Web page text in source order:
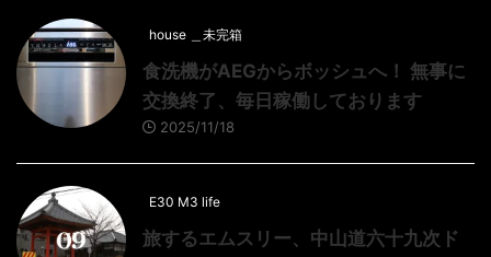
house ＿未完箱
食洗機がAEGからボッシュへ！ 無事に
交換終了、毎日稼働しております
2025/11/18
E30 M3 life
旅するエムスリー、中山道六十九次ド